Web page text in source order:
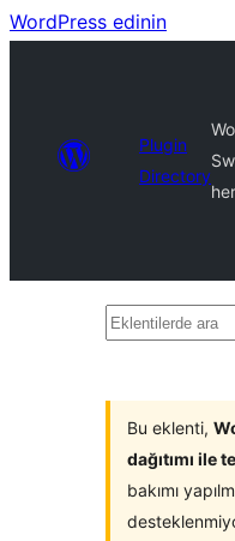
WordPress edinin
Plugin
Directory
her
Eklentilerde
Bu eklenti,
dağıtımı ile
bakımı